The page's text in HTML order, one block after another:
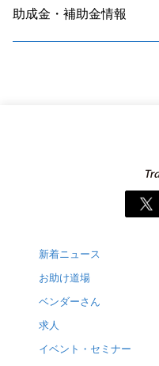
助成金・補助金情報
新着ニュース
お助け道場
ベンダーさん
求人
イベント・セミナー